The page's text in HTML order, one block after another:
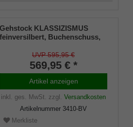
Gehstock KLASSIZISMUS
feinversilbert, Buchenschuss,
Gummipuffer.UVP 595,95 €
569,95 € *
Artikel anzeigen
inkl. ges. MwSt. zzgl. Versandkosten
Artikelnummer 3410-BV
Merkliste